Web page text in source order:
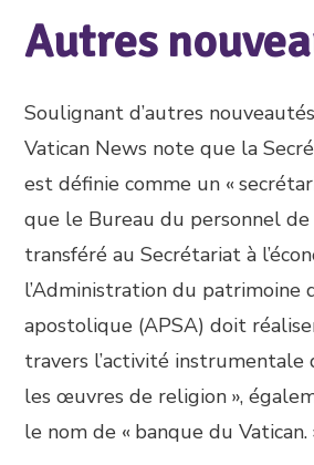
Autres
Soulignant d’autres
Vatican News note que la
est définie comme un «
que le Bureau du personnel
transféré au Secrétariat à
l’Administration du patrimoine
apostolique (APSA) doit
travers l’activité instrumentale
les œuvres de religion »,
le nom de « banque du Vatican.